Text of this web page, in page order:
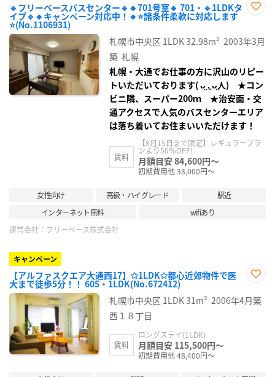
🔹フリーベースバスセンター🔹🔸701号室🔸 701・🔹1LDKタ
イプ🔹🔸キャンペーン対応中！🔸⭐諸条件柔軟に対応します
⭐(No.1106931)
り登
録
札幌市中央区 1LDK32.98m² 2003年3月
築 札幌
札幌・大通でお仕事の方に沢山のリピー
トいただいております( ᴗ̤ .̮ ᴗ̤人) ★コン
ビニ隣、スーパー200ｍ ★治安面・交
通アクセスで人気のバスセンターエリア
は落ち着いてお住まいいただけます！
賃料
【8月15日まで限定】レギュラープラ
ンより50％OFF!
月額目安 84,600円～
初期費用他 33,000円～
女性向け 高級・ハイグレード
駅近
インターネット無料
wifiあり
運営会社： フリーベース株式会社
キャンペーン
【アルファスクエア大通西17】✩1LDK✩都心近郊物件で医
大まで徒歩5分！！ 605・1LDK(No.672412)
に入
り登
札幌市中央区 1LDK31m² 2006年4月築
西１８丁目
賃料
ロングステイ(1LDK)
月額目安 115,500円～
初期費用他 48,400円～